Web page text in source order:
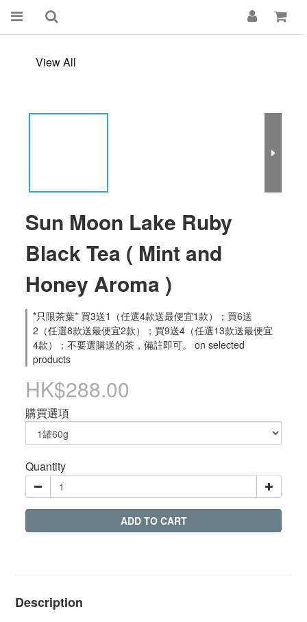
View All
Sun Moon Lake Ruby
Black Tea ( Mint and
Honey Aroma )
*只限茶葉* 買3送1（任選4款送最便宜1款）；買6送
2（任選8款送最便宜2款）；買9送4（任選13款送最便宜
4款）；不要選購送的茶，備註即可。 on selected
products
HK$288.00
購買選項
Quantity
ADD TO CART
Description